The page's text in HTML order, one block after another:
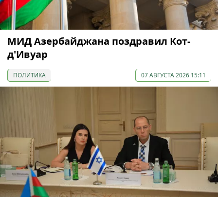
МИД Азербайджана поздравил Кот-
д'Ивуар
ПОЛИТИКА 07 АВГУСТА 2026 15:11